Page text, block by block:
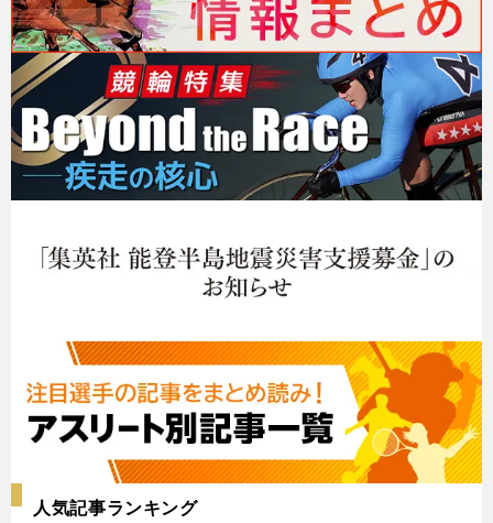
人気記事ランキング